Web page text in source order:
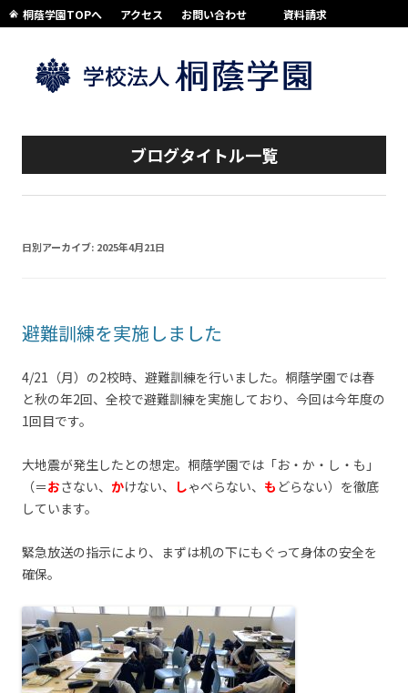
桐蔭学園TOPへ アクセス お問い合わせ 資料請求
ブログタイトル一覧
日別アーカイブ: 2025年4月21日
避難訓練を実施しました
4/21（月）の2校時、避難訓練を行いました。桐蔭学園では春
と秋の年2回、全校で避難訓練を実施しており、今回は今年度の
1回目です。
大地震が発生したとの想定。桐蔭学園では「お・か・し・も」
（＝おさない、 かけない、 しゃべらない、 も どらない）を徹底
しています。
緊急放送の指示により、まずは机の下にもぐって身体の安全を
確保。